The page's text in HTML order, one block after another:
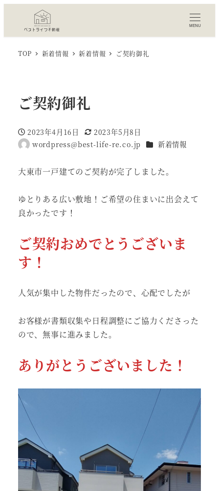
MENU
TOP 新着情報 新着情報 ご契約御礼
ご契約御礼
投稿日
2023年4月16日
更新日
2023年5月8日
著
wordpress@best-life-re.co.jp カテゴリー
新着情報
大東市一戸建てのご契約が完了しました。
ゆとりある広い敷地！ご希望の住まいに出会えて
良かったです！
ご契約おめでとうございま
す！
人気が集中した物件だったので、心配でしたが
お客様が書類収集や日程調整にご協力くださった
ので、無事に進みました。
ありがとうございました！